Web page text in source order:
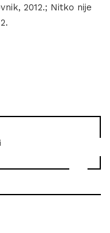
2012.; Nitko nije